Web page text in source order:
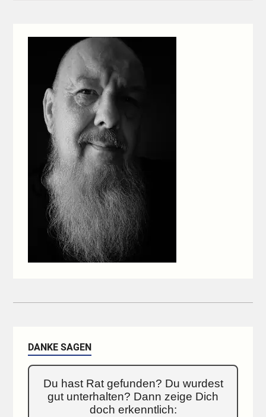
DANKE SAGEN
Du hast Rat gefunden? Du wurdest
gut unterhalten? Dann zeige Dich
doch erkenntlich: